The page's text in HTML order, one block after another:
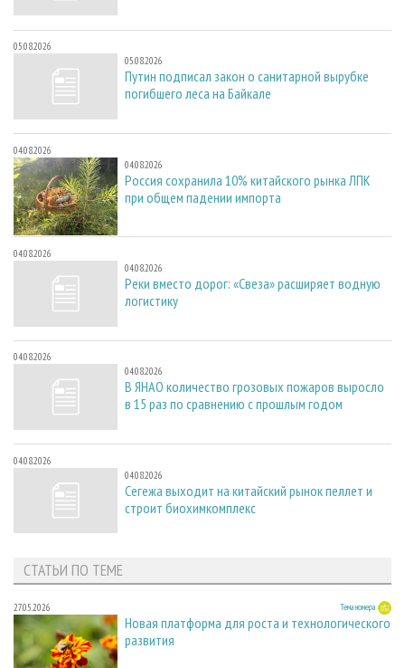
05.08.2026
05.08.2026
Путин подписал закон о санитарной вырубке
погибшего леса на Байкале
04.08.2026
04.08.2026
Россия сохранила 10% китайского рынка ЛПК
при общем падении импорта
04.08.2026
04.08.2026
Реки вместо дорог: «Свеза» расширяет водную
логистику
04.08.2026
04.08.2026
В ЯНАО количество грозовых пожаров выросло
в 15 раз по сравнению с прошлым годом
04.08.2026
04.08.2026
Сегежа выходит на китайский рынок пеллет и
строит биохимкомплекс
СТАТЬИ ПО ТЕМЕ
27.05.2026 Тема номера
Новая платформа для роста и технологического
развития